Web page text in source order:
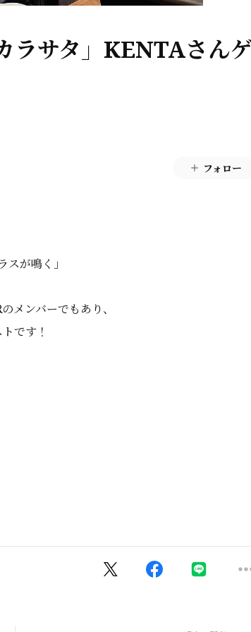
ラサタ」KENTAさん
フォロー
が鳴く」
メンバーでもあり、
です！